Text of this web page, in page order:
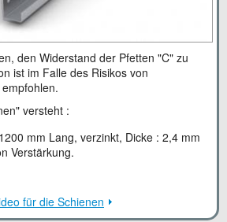
den Widerstand der Pfetten "C" zu
ist im Falle des Risikos von
versteht :
mm Lang, verzinkt, Dicke : 2,4 mm
Verstärkung.
für die Schienen